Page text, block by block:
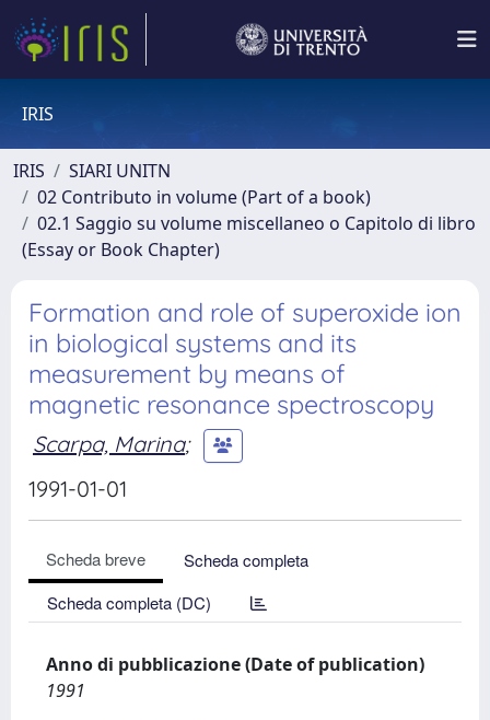
IRIS
IRIS
SIARI UNITN
02 Contributo in volume (Part of a book)
02.1 Saggio su volume miscellaneo o Capitolo di libro
(Essay or Book Chapter)
Formation and role of superoxide ion
in biological systems and its
measurement by means of
magnetic resonance spectroscopy
Scarpa, Marina;
1991-01-01
Scheda breve
Scheda completa
Scheda completa (DC)
Anno di pubblicazione (Date of publication)
1991